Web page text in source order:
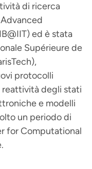
di ricerca
ed è stata
Supérieure de
protocolli
reattività degli stati
e modelli
un periodo di
for Computational